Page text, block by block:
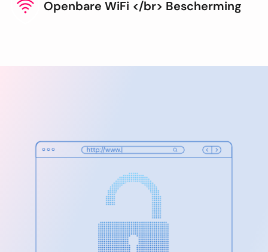
Openbare WiFi </br> Bescherming